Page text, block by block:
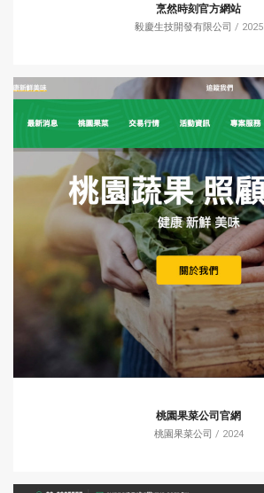
烹然時刻官方網站
毅慶生技開發有限公司 / 2025
桃園果菜公司官網
桃園果菜公司 / 2024